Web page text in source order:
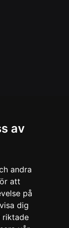
av
andra
att
på
dig
riktade
nedan!